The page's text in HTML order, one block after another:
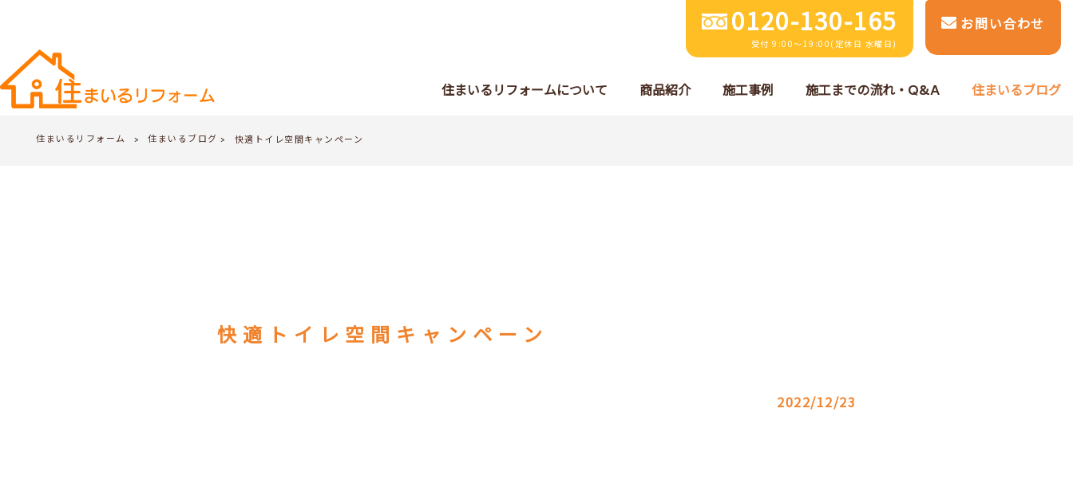
0120-130-165
受付 9:00～19:00(定休日 水曜日)
お問い合わせ
住まいるリフォームについて 商品紹介 施工事例 施工までの流れ・Q&A 住まいるブログ
住まいるリフォーム > 住まいるブログ > 快適トイレ空間キャンペーン
快適トイレ空間キャンペーン
2022/12/23